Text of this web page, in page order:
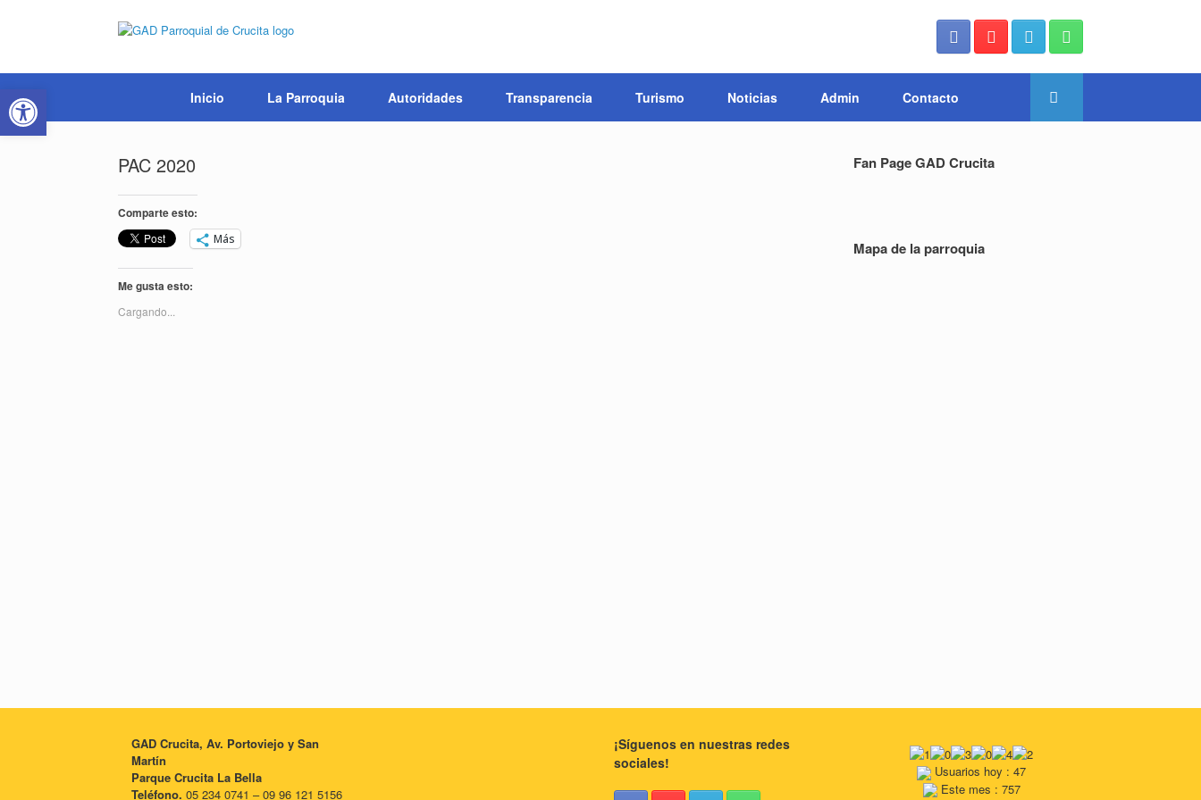
Inicio La Parroquia Autoridades Transparencia Turismo Noticias Admin Contacto
PAC 2020
Comparte esto:
Más
Me gusta esto:
Cargando...
Fan Page GAD Crucita
Mapa de la parroquia
GAD Crucita, Av. Portoviejo y San
Martín
Parque Crucita La Bella
Teléfono. 05 234 0741 – 09 96 121 5156
¡Síguenos en nuestras redes
sociales!
Usuarios hoy : 47
Este mes : 757
Abrir barra de herramientas